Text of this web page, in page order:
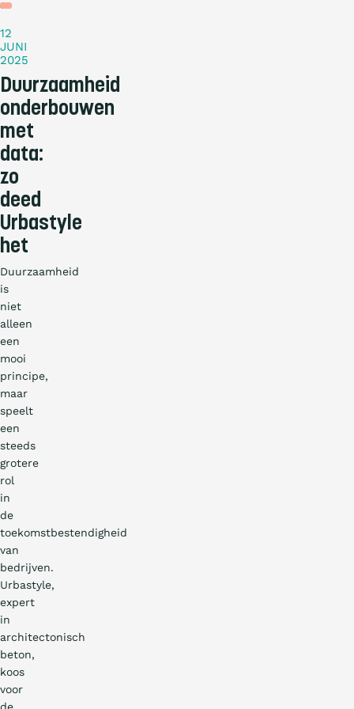
12
JUNI
2025
Duurzaamheid
onderbouwen
met
data:
zo
deed
Urbastyle
het
Duurzaamheid
is
niet
alleen
een
mooi
principe,
maar
speelt
een
steeds
grotere
rol
in
de
toekomstbestendigheid
van
bedrijven.
Urbastyle,
expert
in
architectonisch
beton,
koos
voor